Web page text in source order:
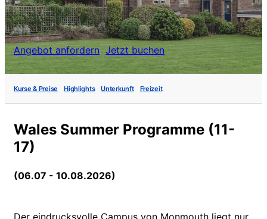
Angebot anfordern Jetzt buchen
Kurse & Preise Highlights Unterkunft Freizeit
Wales Summer Programme (11-
17)
(06.07 - 10.08.2026)
Der eindrucksvolle Campus von Monmouth liegt nur